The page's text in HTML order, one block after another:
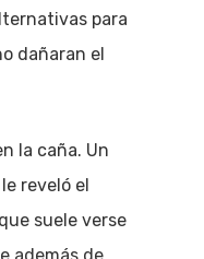
para
dañaran el
la caña. Un
reveló el
suele verse